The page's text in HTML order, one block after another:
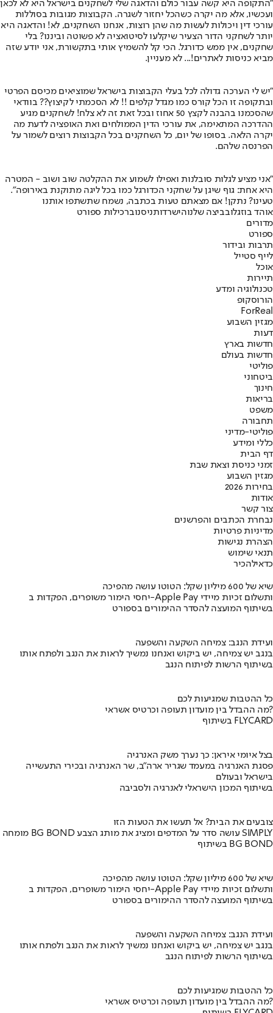
"התקופה היא קשה עבור כולם והדאגה שלי לשחקנים בישראל היא לא לכאן
ועכשיו, אלא מה יקרה כשהכל יחזור לשגרה. הקבוצות מגובות בסוללות
עורכי דין ויכולות לעשות מה שהן רוצות, אנחנו השחקנים, לא! והדאגה היא
יותר לשחקני הדור הצעיר שיקלעו לסיטואציה לא פשוטה וביננו? בלי
שחקנים, אין ממש כדורגל. הכי קל להשמיץ אותי בתקשורת, אני יודע שזה
מביא כניסות לאתרים!... לא מעניין.
"יש לי הערכה גדולה לכל בעלי הקבוצות בישראל שמוציאים מכיסם הפרטי
ובתקופה זו הכל קורס כמו מגדל קלפים !! לא הסכמתי לקיצוץ?? בוודאי
שהסכמנו בהבנה לקצץ 50 אחוז ובכל זאת זה לא צלח! לשחקנים מגיע
ההדרכה המתאימה, את עורכי הדין הממולחים ואת האופציה לדעת מה
יקרה הלאה. בסופו של יום, כל השחקנים בכל הקבוצות רוצים לשמור על
הפרנסה שלהם.
"אני מציע לגלות סובלנות ואפילו לשמוע את ההקלטה שוב ושוב - המטרה
היא אחת: גוף שיגן על שחקני הכדורגל כמו בכל ליגה מתוקנת באירופה".
טעינו? נתקן! אם מצאתם טעות בכתבה, נשמח שתשתפו אותנו
אוהד בוזגלובביצה שלנוהישרדותניסנוברכילות ספורט
מדורים
ספורט
תרבות ובידור
לייף סטייל
אוכל
תיירות
טכנולוגיה ומדע
הורוסקופ
ForReal
מגזין השבוע
דעות
חדשות בארץ
חדשות בעולם
פוליטי
ביטחוני
חינוך
בריאות
משפט
תחבורה
פוליטי-מדיני
כללי ומידע
דף הבית
זמני כניסת וצאת שבת
מגזין השבוע
בחירות 2026
אודות
צור קשר
נבחרת הכתבים והפרשנים
מדיניות פרטיות
הצהרת נגישות
תנאי שימוש
כדאילהכיר
שיא של 600 מיליון שקל: הטוטו עושה מהפיכה
יחסי הימור משופרים, הפקדות ב-Apple Pay ותשלום זכיות מיידי
בשיתוף המועצה להסדר ההימורים בספורט
ועידת הנגב: צמיחה השקעה והשפעה
בנגב יש צמיחה, יש ביקוש ואנחנו נמשיך לראות את הנגב ולפתח אותו
בשיתוף הרשות לפיתוח הנגב
כל ההטבות שמגיעות לכם
מה ההבדל בין מועדון תעופה וכרטיס אשראי?
בשיתוף FLYCARD
בצל איומי איראן: כך נערך משק האנרגיה
פסגת האנרגיה במעמד שגריר ארה"ב, שר האנרגיה ובכירי התעשייה
בישראל ובעולם
בשיתוף המכון הישראלי לאנרגיה ולסביבה
צובעים את הבית? אל תעשו את הטעות הזו
מומחה BG BOND עושה סדר על המדפים ומציג את מותג הצבע SIMPLY
בשיתוף BG BOND
שיא של 600 מיליון שקל: הטוטו עושה מהפיכה
יחסי הימור משופרים, הפקדות ב-Apple Pay ותשלום זכיות מיידי
בשיתוף המועצה להסדר ההימורים בספורט
ועידת הנגב: צמיחה השקעה והשפעה
בנגב יש צמיחה, יש ביקוש ואנחנו נמשיך לראות את הנגב ולפתח אותו
בשיתוף הרשות לפיתוח הנגב
כל ההטבות שמגיעות לכם
מה ההבדל בין מועדון תעופה וכרטיס אשראי?